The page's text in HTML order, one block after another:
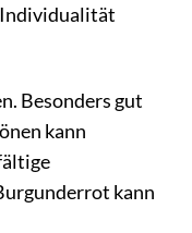
Individualität
Besonders gut
kann
kann